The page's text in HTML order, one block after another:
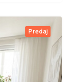
Predaj